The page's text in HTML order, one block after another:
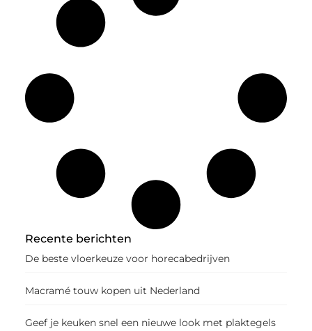
Recente berichten
De beste vloerkeuze voor horecabedrijven
Macramé touw kopen uit Nederland
Geef je keuken snel een nieuwe look met plaktegels